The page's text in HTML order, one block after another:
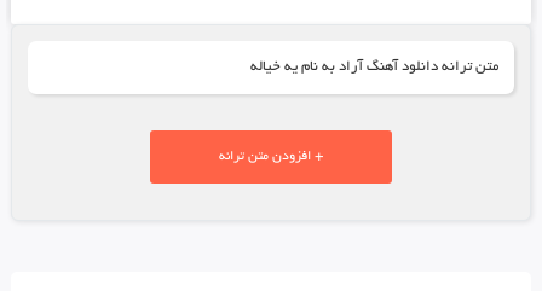
متن ترانه دانلود آهنگ آراد به نام یه خیاله
+ افزودن متن ترانه